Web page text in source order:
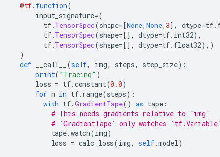
@tf. function(
input_signature=(
tf. TensorSpec(shape=[None, None, 3], dtype=tf.
tf. TensorSpec(shape=[], dtype=tf. int32),
tf. TensorSpec(shape=[], dtype=tf. float32),)
)
def __call__ (self, img, steps, step_size):
print( "Tracing" )
loss = tf.constant(0.0)
for n in tf. range(steps):
with tf.GradientTape() as tape :
# This needs gradients relative to `img`
# `GradientTape` only watches
tape.watch(img)
loss = calc_loss(img, self.model )